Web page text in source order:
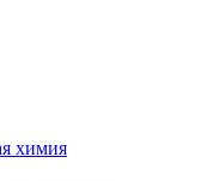
химия